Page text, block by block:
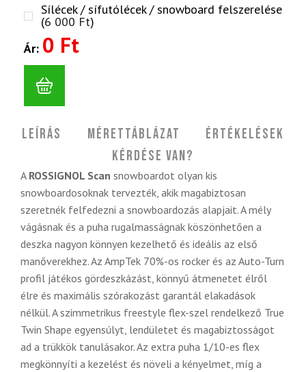
Sílécek / sífutólécek / snowboard felszerelése
(6 000 Ft)
Ár: 0 Ft
Leírás Mérettáblázat
Értékelések
Kérdése van?
A ROSSIGNOL Scan snowboardot olyan kis
snowboardosoknak tervezték, akik magabiztosan
szeretnék felfedezni a snowboardozás alapjait. A mély
vágásnak és a puha rugalmasságnak köszönhetően a
deszka nagyon könnyen kezelhető és ideális az első
manőverekhez. Az AmpTek 70%-os rocker és az Auto-Turn
profil játékos gördeszkázást, könnyű átmenetet élről
élre és maximális szórakozást garantál elakadások
nélkül. A szimmetrikus freestyle flex-szel rendelkező True
Twin Shape egyensúlyt, lendületet és magabiztosságot
ad a trükkök tanulásakor. Az extra puha 1/10-es flex
megkönnyíti a kezelést és növeli a kényelmet, míg a